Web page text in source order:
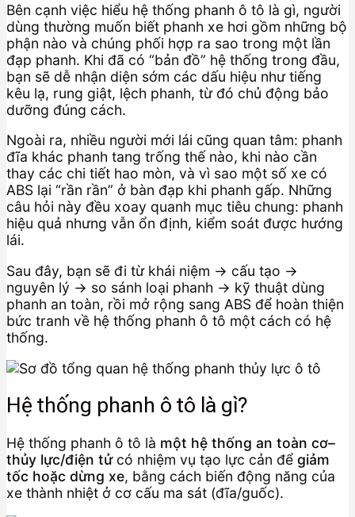
Bên cạnh việc hiểu hệ thống phanh ô tô là gì, người
dùng thường muốn biết phanh xe hơi gồm những bộ
phận nào và chúng phối hợp ra sao trong một lần
đạp phanh. Khi đã có “bản đồ” hệ thống trong đầu,
bạn sẽ dễ nhận diện sớm các dấu hiệu như tiếng
kêu lạ, rung giật, lệch phanh, từ đó chủ động bảo
dưỡng đúng cách.
Ngoài ra, nhiều người mới lái cũng quan tâm: phanh
đĩa khác phanh tang trống thế nào, khi nào cần
thay các chi tiết hao mòn, và vì sao một số xe có
ABS lại “rần rần” ở bàn đạp khi phanh gấp. Những
câu hỏi này đều xoay quanh mục tiêu chung: phanh
hiệu quả nhưng vẫn ổn định, kiểm soát được hướng
lái.
Sau đây, bạn sẽ đi từ khái niệm → cấu tạo →
nguyên lý → so sánh loại phanh → kỹ thuật dùng
phanh an toàn, rồi mở rộng sang ABS để hoàn thiện
bức tranh về hệ thống phanh ô tô một cách có hệ
thống.
Hệ thống phanh ô tô là gì?
Hệ thống phanh ô tô là một hệ thống an toàn cơ–
thủy lực/điện tửcó nhiệm vụ tạo lực cản để giảm
tốc hoặc dừng xe, bằng cách biến động năng của
xe thành nhiệt ở cơ cấu ma sát (đĩa/guốc).